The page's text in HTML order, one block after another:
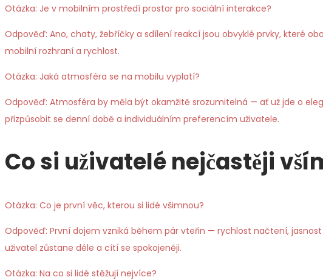
Otázka: Je v mobilním prostředí prostor pro sociální interakce?
Odpověď: Ano, chaty, žebříčky a sdílení reakcí jsou obvyklé prvky, které
mobilní rozhraní a rychlost.
Otázka: Jaká atmosféra se na mobilu vyplatí?
Odpověď: Atmosféra by měla být okamžitě srozumitelná — ať už jde o
přizpůsobit se denní době a individuálním preferencím uživatele.
Co si uživatelé nejčastěji
Otázka: Co je první věc, kterou si lidé všimnou?
Odpověď: První dojem vzniká během pár vteřin — rychlost načtení,
uživatel zůstane déle a cítí se spokojeněji.
Otázka: Na co si lidé stěžují nejvíce?